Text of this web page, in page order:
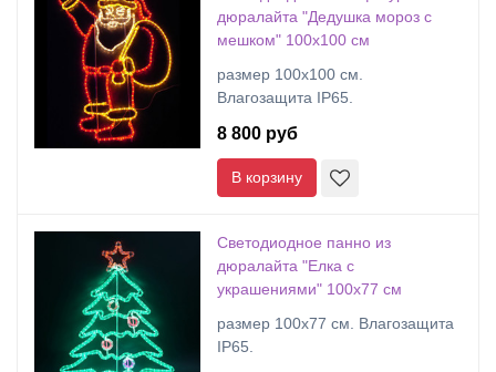
дюралайта "Дедушка мороз с
мешком" 100х100 см
размер 100x100 см.
Влагозащита IP65.
8 800 руб
В корзину
Светодиодное панно из
дюралайта "Елка с
украшениями" 100х77 см
размер 100х77 см. Влагозащита
IP65.